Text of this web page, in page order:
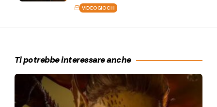
VIDEOGIOCHI
Ti potrebbe interessare anche